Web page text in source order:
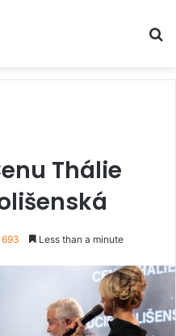
Thálie
693 Less than a minute